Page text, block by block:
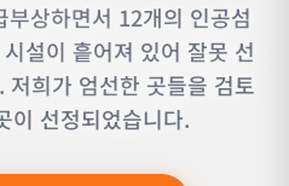
상하면서 12개의 인공섬
설이 흩어져 있어 잘못 선
희가 엄선한 곳들을 검토
이 선정되었습니다.